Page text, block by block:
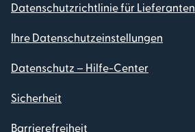
Datenschutzrichtlinie für Lieferanten
Ihre Datenschutzeinstellungen
Datenschutz – Hilfe-Center
Sicherheit
Barrierefreiheit